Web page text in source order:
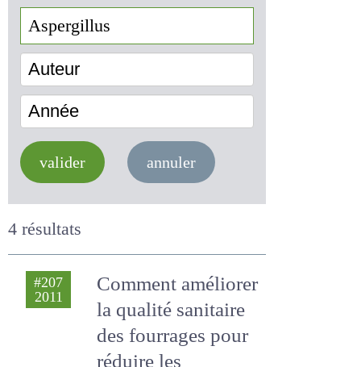
Auteur
valider annuler
4 résultats
#207
Comment
améliorer la qualité
sanitaire des